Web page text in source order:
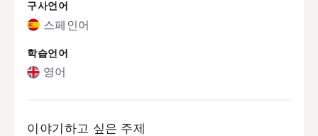
구사언어
스페인어
학습언어
영어
이야기하고 싶은 주제